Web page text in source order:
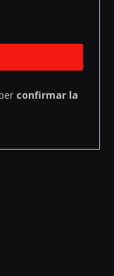
confirmar la